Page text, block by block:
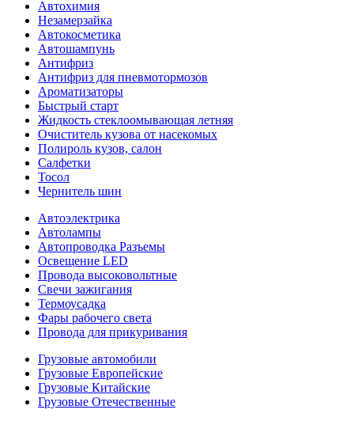
Автохимия
Незамерзайка
Автокосметика
Автошампунь
Антифриз
Антифриз для пневмотормозов
Ароматизаторы
Быстрый старт
Жидкость стеклоомывающая летняя
Очиститель кузова от насекомых
Полироль кузов, салон
Салфетки
Тосол
Чернитель шин
Автоэлектрика
Автолампы
Автопроводка Разъемы
Освещение LED
Провода высоковольтные
Свечи зажигания
Термоусадка
Фары рабочего света
Провода для прикуривания
Грузовые автомобили
Грузовые Европейские
Грузовые Китайские
Грузовые Отечественные